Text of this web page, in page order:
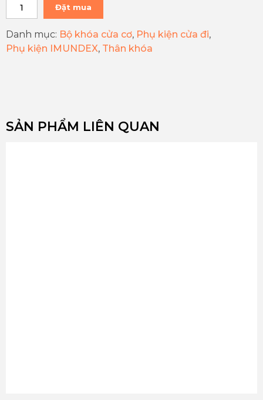
Đặt mua
Danh mục: Bộ khóa cửa cơ, Phụ kiện cửa đi,
Phụ kiện IMUNDEX, Thân khóa
SẢN PHẨM LIÊN QUAN